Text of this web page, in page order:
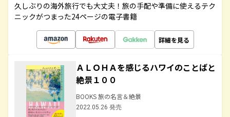
久しぶりの海外旅行でも大丈夫！旅の手配や準備に使えるテク
ニックがつまった24ページの電子書籍
詳細を見る
ＡＬＯＨＡを感じるハワイのことばと
絶景１００
BOOKS 旅の名言＆絶景
2022.05.26 発売